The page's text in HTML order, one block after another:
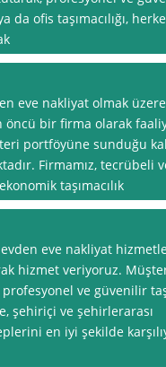
da ofis taşımacılığı,
eve nakliyat olmak
öncü bir firma olarak
portföyüne sunduğu
Firmamız, tecrübeli
taşımacılık
eve nakliyat
hizmet veriyoruz.
ve güvenilir
şehiriçi ve şehirlerarası
en iyi şekilde